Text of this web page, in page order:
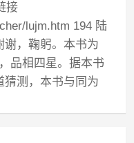
接
lujm.htm 194 陆
谢，鞠躬。本书为
品相四星。据本书
猜测，本书与同为